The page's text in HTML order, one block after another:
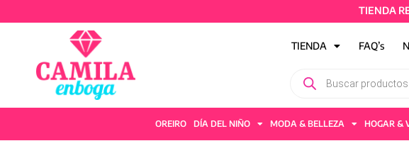
TIENDA
TIENDA FAQ’s
OREIRO DÍA DEL NIÑO MODA & BELLEZA HOGAR &